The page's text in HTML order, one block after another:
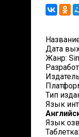
Дата
Жанр:
Тип
Язык
Язык
Таблетка: